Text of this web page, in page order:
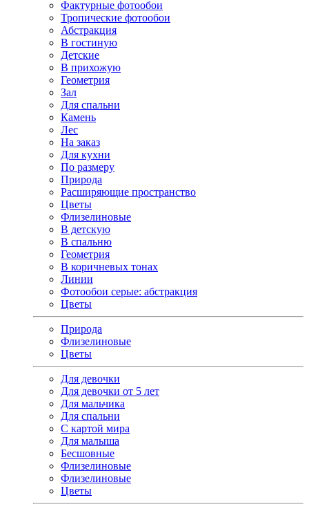
Фактурные фотообои
Тропические фотообои
Абстракция
В гостиную
Детские
В прихожую
Геометрия
Зал
Для спальни
Камень
Лес
На заказ
Для кухни
По размеру
Природа
Расширяющие пространство
Цветы
Флизелиновые
В детскую
В спальню
Геометрия
В коричневых тонах
Линии
Фотообои серые: абстракция
Цветы
Природа
Флизелиновые
Цветы
Для девочки
Для девочки от 5 лет
Для мальчика
Для спальни
С картой мира
Для малыша
Бесшовные
Флизелиновые
Флизелиновые
Цветы